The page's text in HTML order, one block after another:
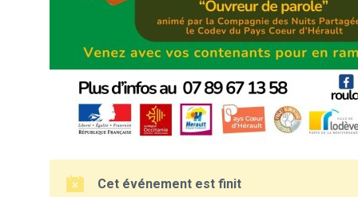
Cet événement est finit